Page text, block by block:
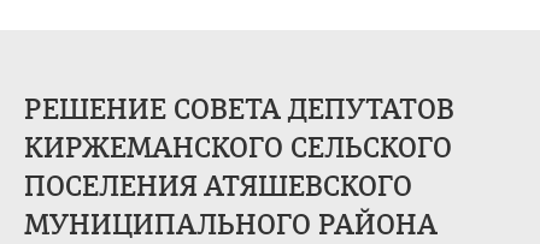
РЕШЕНИЕ СОВЕТА ДЕПУТАТОВ
КИРЖЕМАНСКОГО СЕЛЬСКОГО
ПОСЕЛЕНИЯ АТЯШЕВСКОГО
МУНИЦИПАЛЬНОГО РАЙОНА